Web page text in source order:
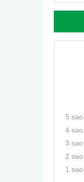
5 sao
4 sao
3 sao
2 sao
1 sao